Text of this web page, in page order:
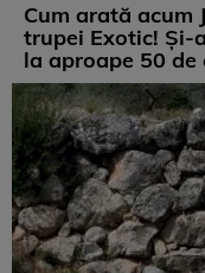
Cum arată acum
trupei Exotic! Și-
la aproape 50 de